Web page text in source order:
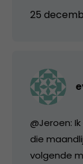
25
@Jeroen:
die
volgende